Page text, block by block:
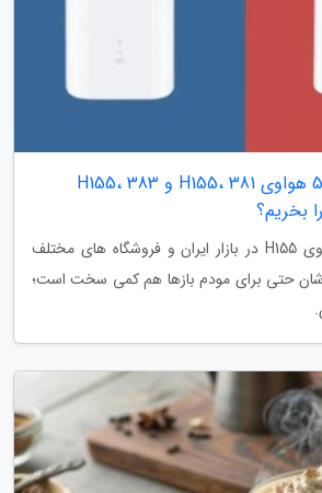
تفاوت مودم های 5G هواوی H155، 381 و H155، 383
بخریم؟
دو مدل مودم 5G هواوی H155 در بازار ایران و فروشگاه های مختلف
شان حتی برای مودم بازها هم کمی سخت است؛